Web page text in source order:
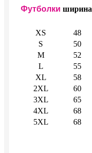
Футболки ширина
XS 48
S
50
M
52
L
55
XL
58
2XL
60
3XL
65
4XL
68
5XL
68